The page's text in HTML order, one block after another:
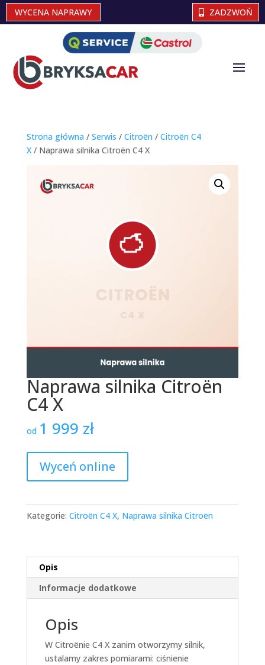
WYCENA NAPRAWY ZADZWOŃ
Strona główna / Serwis / Citroën / Citroën C4
X/ Naprawa silnika Citroën C4 X
Naprawa silnika Citroën
C4 X
od 1 999 zł
Wyceń online
Kategorie: Citroën C4 X, Naprawa silnika Citroën
Opis
Informacje dodatkowe
Opis
W Citroënie C4 X zanim otworzymy silnik,
ustalamy zakres pomiarami: ciśnienie